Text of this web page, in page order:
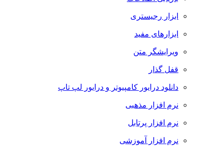
ابزار رجیستری
ابزارهای مفید
ویرایشگر متن
قفل گذار
دانلود درایور کامپیوتر و درایور لپ تاپ
نرم افزار مذهبی
نرم افزار پرتابل
نرم افزار آموزشی